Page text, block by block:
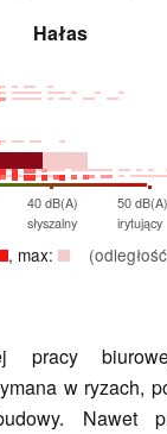
Hałas
40 dB(A)
słyszalny
50 dB(A)
irytujący
, max:
pracy
w ryzach,
Nawet